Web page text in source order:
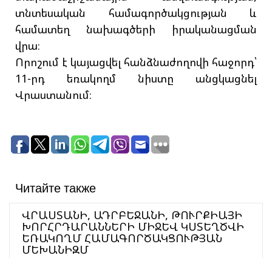
տնտեսական համագործակցության և
համատեղ նախագծերի իրականացման
վրա։
Որոշում է կայացվել հանձնաժողովի հաջորդ՝
11-րդ եռակողմ նիստը անցկացնել
Վրաստանում։
Читайте также
ՎՐԱՍՏԱՆԻ, ԱԴՐԲԵՋԱՆԻ, ԹՈՒՐՔԻԱՅԻ
ԽՈՐՀՐԴԱՐԱՆՆԵՐԻ ՄԻՋԵՎ ԿՍՏԵՂԾՎԻ
ԵՌԱԿՈՂՄ ՀԱՄԱԳՈՐԾԱԿՑՈՒԹՅԱՆ
ՄԵԽԱՆԻԶՄ